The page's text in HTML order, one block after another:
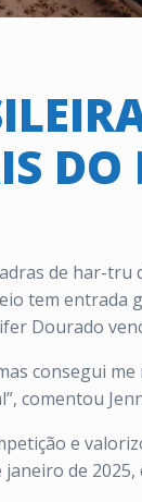
de har-tru
tem entrada
Dourado
consegui
comentou
e
de